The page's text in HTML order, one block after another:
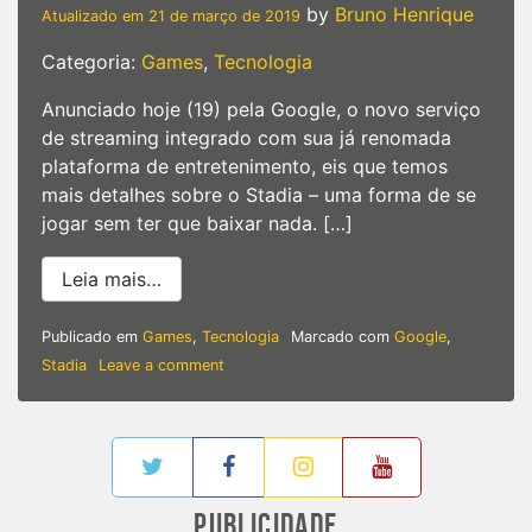
Atualizado em 21 de março de 2019 by Bruno Henrique
Categoria: Games, Tecnologia
Anunciado hoje (19) pela Google, o novo serviço
de streaming integrado com sua já renomada
plataforma de entretenimento, eis que temos
mais detalhes sobre o Stadia – uma forma de se
jogar sem ter que baixar nada. […]
Leia mais…
Publicado em Games, Tecnologia Marcado com Google,
Stadia
Leave a comment
2019
anuncia
plataforma
que